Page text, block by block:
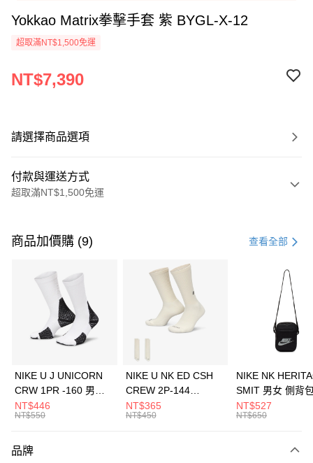
Yokkao Matrix拳擊手套 紫 BYGL-X-12
超取滿NT$1,500免運
NT$7,390
請選擇商品選項
付款與運送方式
超取滿NT$1,500免運
信用卡一次付款
3 期 0 利率 每期 21家銀行
合作金庫商業銀行
第一商業銀行
華南商業銀行
彰化商業銀行
上海商業儲蓄銀行
元大商業銀行
台灣樂天信用卡公司
Apple Pay
全盈+PAY
AFTEE先享後付
【關於「AFTEE先享後付」】
商品加價購 (9) 查看全部
NIKE U J UNICORN
CRW 1PR -160 男女
中統襪 FZ3393100
NT$446
NT$550
NIKE U NK ED CSH
CREW 2P-144
EMBRDY 男女 短統襪
FZ3073133
NT$365
NT$450
NIKE NK
SMIT 男女 側背
BA5871010
NT$527
NT$650
品牌